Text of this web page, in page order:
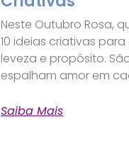
Neste Outubro Rosa,
10 ideias criativas
leveza e propósito.
espalham amor em
Saiba Mais